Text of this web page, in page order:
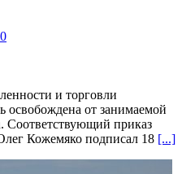
и торговли
освобождена от занимаемой
Соответствующий приказ
Кожемяко подписал 18 [...]